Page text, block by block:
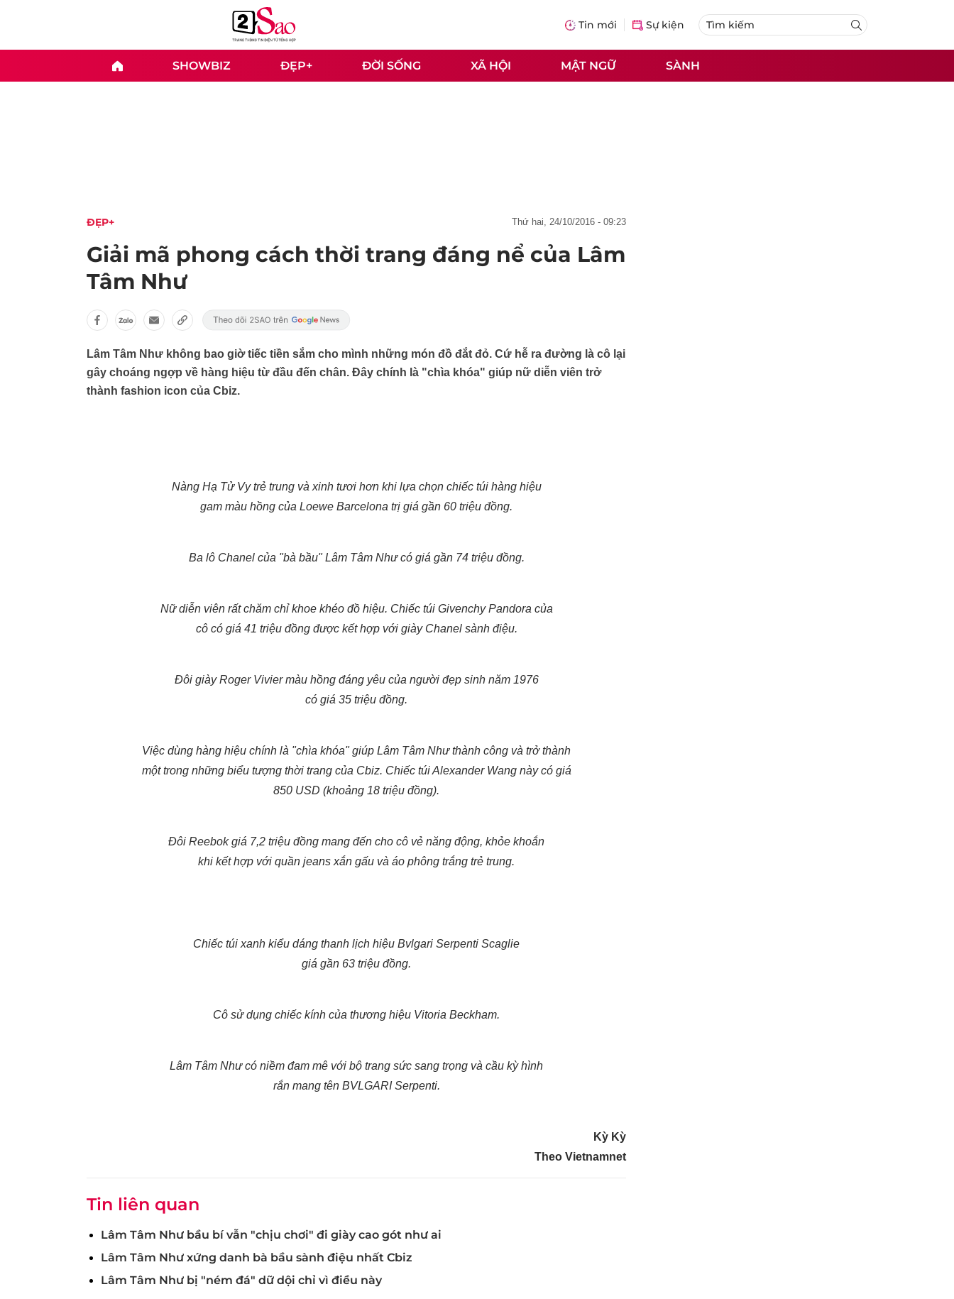
Tin mới Sự kiện
SHOWBIZ ĐẸP+ ĐỜI SỐNG XÃ HỘI MẬT NGỮ SÀNH
ĐẸP+ thứ hai, 24/10/2016 - 09:23
Giải mã phong cách thời trang đáng nể của Lâm
Tâm Như
Lâm Tâm Như không bao giờ tiếc tiền sắm cho mình những món đồ đắt đỏ. Cứ hễ ra đường là cô lại
gây choáng ngợp về hàng hiệu từ đầu đến chân. Đây chính là "chìa khóa" giúp nữ diễn viên trở
thành fashion icon của Cbiz.
Nàng Hạ Tử Vy trẻ trung và xinh tươi hơn khi lựa chọn chiếc túi hàng hiệu
gam màu hồng của Loewe Barcelona trị giá gần 60 triệu đồng.
Ba lô Chanel của "bà bầu" Lâm Tâm Như có giá gần 74 triệu đồng.
Nữ diễn viên rất chăm chỉ khoe khéo đồ hiệu. Chiếc túi Givenchy Pandora của
cô có giá 41 triệu đồng được kết hợp với giày Chanel sành điệu.
Đôi giày Roger Vivier màu hồng đáng yêu của người đẹp sinh năm 1976
có giá 35 triệu đồng.
Việc dùng hàng hiệu chính là "chìa khóa" giúp Lâm Tâm Như thành công và trở thành
một trong những biểu tượng thời trang của Cbiz. Chiếc túi Alexander Wang này có giá
850 USD (khoảng 18 triệu đồng).
Đôi Reebok giá 7,2 triệu đồng mang đến cho cô vẻ năng động, khỏe khoắn
khi kết hợp với quần jeans xắn gấu và áo phông trắng trẻ trung.
Chiếc túi xanh kiểu dáng thanh lịch hiệu Bvlgari Serpenti Scaglie
giá gần 63 triệu đồng.
Cô sử dụng chiếc kính của thương hiệu Vitoria Beckham.
Lâm Tâm Như có niềm đam mê với bộ trang sức sang trọng và cầu kỳ hình
rắn mang tên BVLGARI Serpenti.
Kỳ Kỳ
Theo Vietnamnet
Tin liên quan
Lâm Tâm Như bầu bí vẫn "chịu chơi" đi giày cao gót như ai
Lâm Tâm Như xứng danh bà bầu sành điệu nhất Cbiz
Lâm Tâm Như bị "ném đá" dữ dội chỉ vì điều này